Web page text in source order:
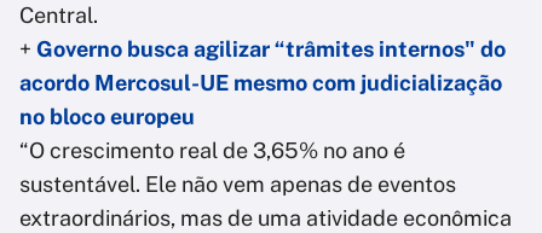
Central.
+ Governo busca agilizar “trâmites internos" do
acordo Mercosul-UE mesmo com judicialização
no bloco europeu
“O crescimento real de 3,65% no ano é
sustentável. Ele não vem apenas de eventos
extraordinários, mas de uma atividade econômica